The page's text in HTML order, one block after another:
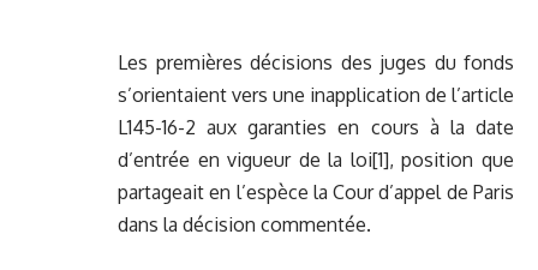
Les premières décisions des juges du fonds
s’orientaient vers une inapplication de l’article
L145-16-2 aux garanties en cours à la date
d’entrée en vigueur de la loi[1], position que
partageait en l’espèce la Cour d’appel de Paris
dans la décision commentée.